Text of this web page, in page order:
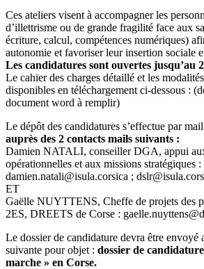
Ces ateliers visent à accompagner les
d’illettrisme ou de grande fragilité face aux
écriture, calcul, compétences numériques)
autonomie et favoriser leur insertion sociale
Les candidatures sont ouvertes jusqu’au
Le cahier des charges détaillé et les
disponibles en téléchargement ci-dessous :
document word à remplir)
Le dépôt des candidatures s’effectue par
auprès des 2 contacts mails suivants :
Damien NATALI, conseiller DGA, appui
opérationnelles et aux missions stratégiques :
damien.natali@isula.corsica ;
ET
Gaëlle NUYTTENS, Cheffe de projets des
2ES, DREETS de Corse :
Le dossier de candidature devra être envoyé
suivante pour objet : dossier de
marche » en Corse.